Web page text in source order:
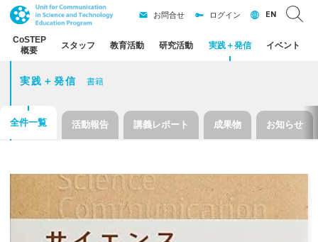
CoSTEP
概要
スタッフ 教育活動 研究活動 実践＋発信 イベント
お問合せ ログイン EN
実践＋発信 書籍
全件一覧 活動報告 講義レポート 成果物 お知らせ